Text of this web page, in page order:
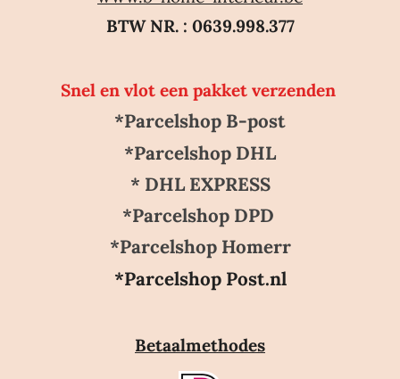
BTW NR. : 0639.998.377
Snel en vlot een pakket verzenden
*Parcelshop B-post
*Parcelshop DHL
* DHL EXPRESS
*Parcelshop DPD
*Parcelshop Homerr
*Parcelshop Post.nl
Betaalmethodes